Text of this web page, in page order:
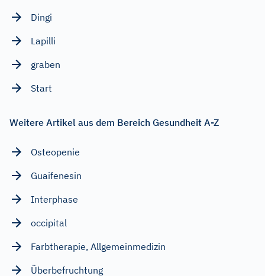
Dingi
Lapilli
graben
Start
Weitere Artikel aus dem Bereich Gesundheit A-Z
Osteopenie
Guaifenesin
Interphase
occipital
Farbtherapie, Allgemeinmedizin
Überbefruchtung